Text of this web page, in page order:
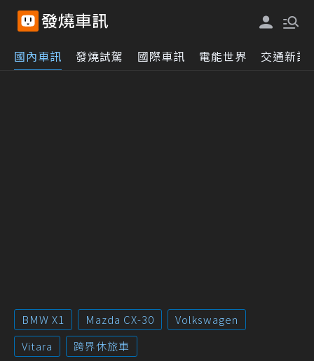
國內車訊 發燒試駕 國際車訊 電能世界 交通新訊
BMW X1 Mazda CX-30
Volkswagen
Vitara
跨界休旅車